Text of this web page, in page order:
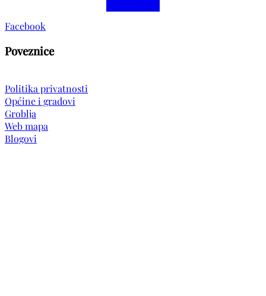
Facebook
Poveznice
Politika privatnosti
Općine i gradovi
Groblja
Web mapa
Blogovi